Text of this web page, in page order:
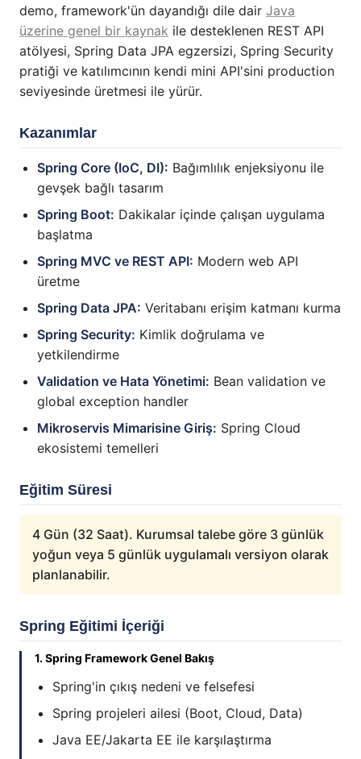
demo, framework'ün dayandığı dile dair Java
üzerine genel bir kaynak ile desteklenen REST API
atölyesi, Spring Data JPA egzersizi, Spring Security
pratiği ve katılımcının kendi mini API'sini production
seviyesinde üretmesi ile yürür.
Kazanımlar
Spring Core (IoC, DI): Bağımlılık enjeksiyonu ile
gevşek bağlı tasarım
Spring Boot: Dakikalar içinde çalışan uygulama
başlatma
Spring MVC ve REST API: Modern web API
üretme
Spring Data JPA: Veritabanı erişim katmanı kurma
Spring Security: Kimlik doğrulama ve
yetkilendirme
Validation ve Hata Yönetimi: Bean validation ve
global exception handler
Mikroservis Mimarisine Giriş: Spring Cloud
ekosistemi temelleri
Eğitim Süresi
4 Gün (32 Saat). Kurumsal talebe göre 3 günlük
yoğun veya 5 günlük uygulamalı versiyon olarak
planlanabilir.
Spring Eğitimi İçeriği
1. Spring Framework Genel Bakış
Spring'in çıkış nedeni ve felsefesi
Spring projeleri ailesi (Boot, Cloud, Data)
Java EE/Jakarta EE ile karşılaştırma